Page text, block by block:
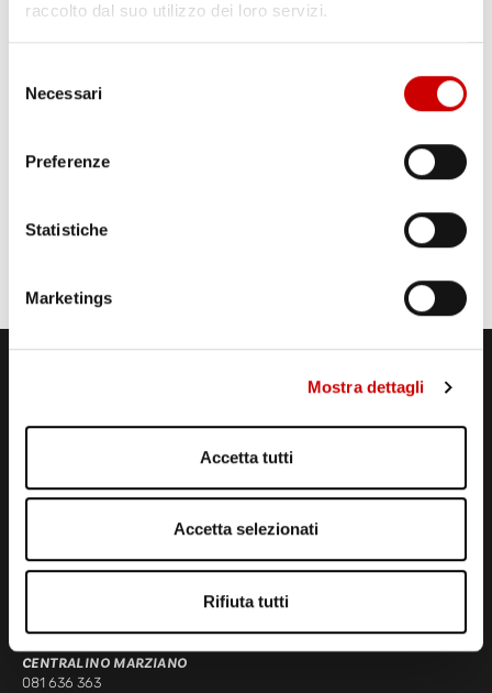
raccolto dal suo utilizzo dei loro servizi.
delNecessari
Preferenze
Statistiche
Marketings
Mostra dettagli
Accetta tutti
Accetta selezionati
Rifiuta tutti
STUDI DI REGISTRAZIONE
80144 – Napoli
CENTRALINO MARZIANO
081 636 363